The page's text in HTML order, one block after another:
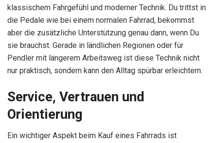
klassischem Fahrgefühl und moderner Technik. Du trittst in
die Pedale wie bei einem normalen Fahrrad, bekommst
aber die zusätzliche Unterstützung genau dann, wenn Du
sie brauchst. Gerade in ländlichen Regionen oder für
Pendler mit längerem Arbeitsweg ist diese Technik nicht
nur praktisch, sondern kann den Alltag spürbar erleichtern.
Service, Vertrauen und
Orientierung
Ein wichtiger Aspekt beim Kauf eines Fahrrads ist